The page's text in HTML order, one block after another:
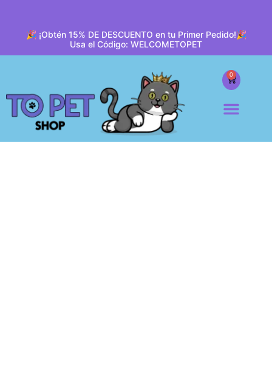
🎉 ¡Obtén 15% DE DESCUENTO en tu Primer Pedido!🎉
Usa el Código: WELCOMETOPET
0